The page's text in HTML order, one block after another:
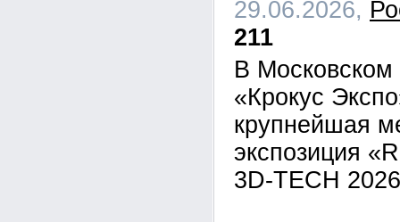
29.06.2026,
211
В Московском
«Крокус
крупнейшая
экспозиция
3D-TECH